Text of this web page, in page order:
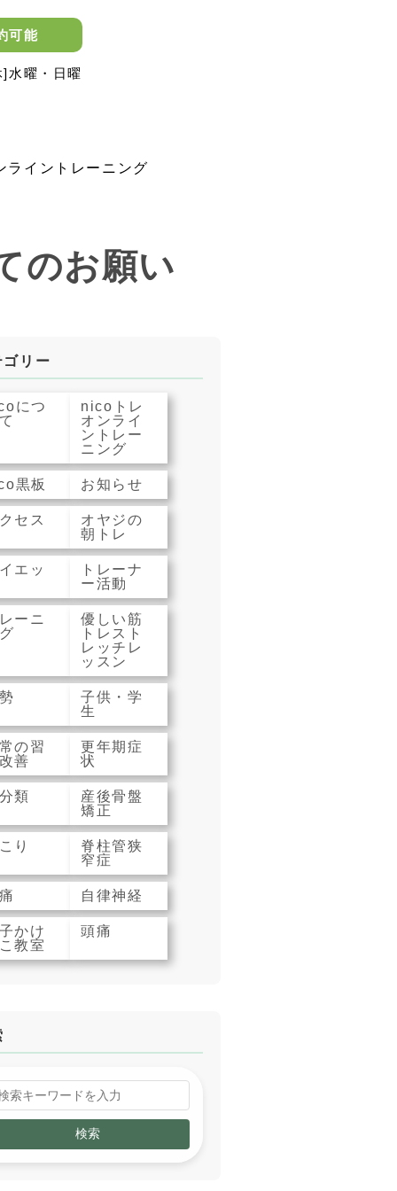
可能
水曜・日曜
ライントレーニング
のお願い
ゴリー
につ
nicoトレ
オンライ
ントレー
ニング
黒板 お知らせ
セス
オヤジの
朝トレ
エッ
トレーナ
ー活動
ーニ
優しい筋
トレスト
レッチレ
ッスン
子供・学
生
の習
善
更年期症
状
類
産後骨盤
矯正
り
脊柱管狭
窄症
自律神経
かけ
教室
頭痛